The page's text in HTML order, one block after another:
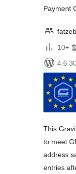
Payment
10+
This
to meet
address
entries